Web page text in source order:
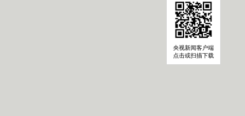
央视新闻客户端
点击或扫描下载